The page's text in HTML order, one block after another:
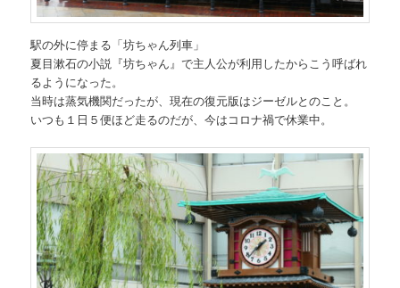
駅の外に停まる「坊ちゃん列車」
夏目漱石の小説『坊ちゃん』で主人公が利用したからこう呼ばれ
るようになった。
当時は蒸気機関だったが、現在の復元版はジーゼルとのこと。
いつも１日５便ほど走るのだが、今はコロナ禍で休業中。